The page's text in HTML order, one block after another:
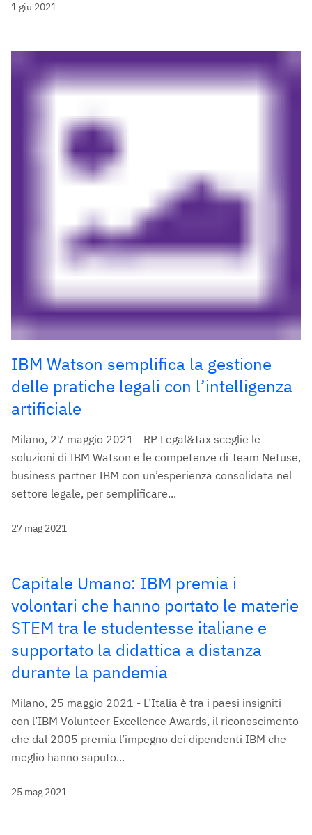
1 giu 2021
IBM Watson semplifica la gestione
delle pratiche legali con l’intelligenza
artificiale
Milano, 27 maggio 2021 - RP Legal&Tax sceglie le
soluzioni di IBM Watson e le competenze di Team Netuse,
business partner IBM con un’esperienza consolidata nel
settore legale, per semplificare...
27 mag 2021
Capitale Umano: IBM premia i
volontari che hanno portato le materie
STEM tra le studentesse italiane e
supportato la didattica a distanza
durante la pandemia
Milano, 25 maggio 2021 - L’Italia è tra i paesi insigniti
con l’IBM Volunteer Excellence Awards, il riconoscimento
che dal 2005 premia l’impegno dei dipendenti IBM che
meglio hanno saputo...
25 mag 2021